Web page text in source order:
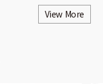
View More